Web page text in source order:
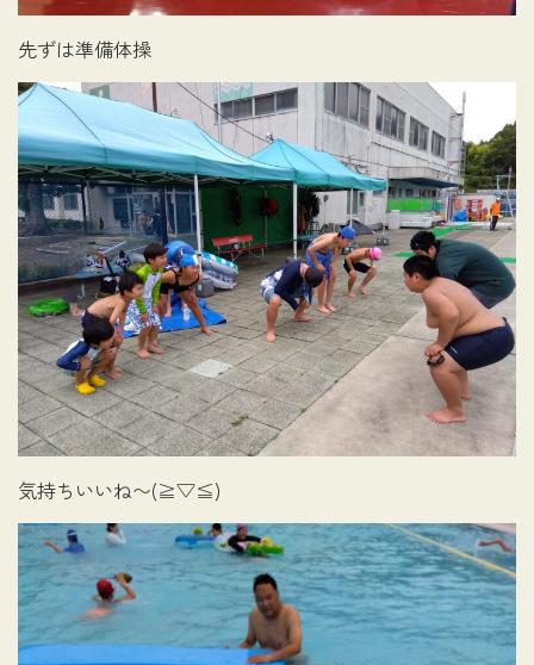
先ずは準備体操
気持ちいいね〜(⁠≧⁠▽⁠≦⁠)